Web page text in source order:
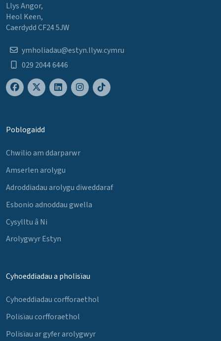
Llys Angor,
Heol Keen,
Caerdydd CF24 5JW
ymholiadau@estyn.llyw.cymru
029 2044 6446
Poblogaidd
Chwilio am ddarparwr
Amserlen arolygu
Adroddiadau arolygu diweddaraf
Esbonio adnoddau gwella
Cysylltu â Ni
Arolygwyr Estyn
Cyhoeddiadau a pholisïau
Cyhoeddiadau corfforaethol
Polisïau corfforaethol
Polisïau ar gyfer arolygwyr